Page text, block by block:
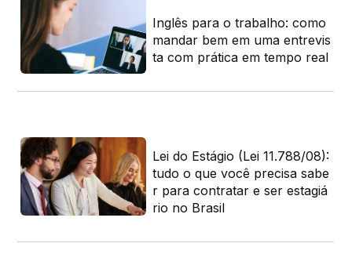
Inglês para o trabalho: como
mandar bem em uma entrevis
ta com prática em tempo real
Lei do Estágio (Lei 11.788/08):
tudo o que você precisa sabe
r para contratar e ser estagiá
rio no Brasil